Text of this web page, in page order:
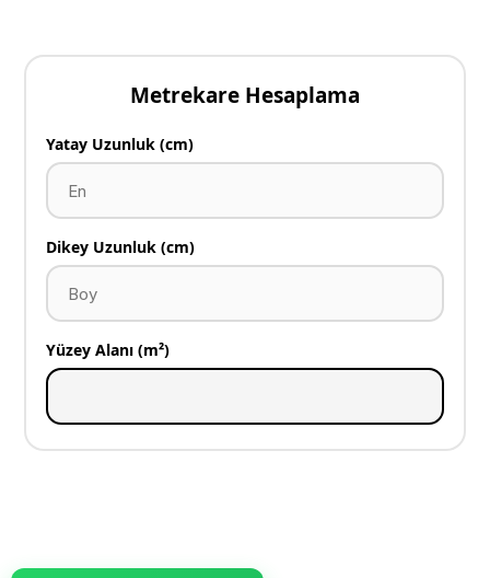
Metrekare Hesaplama
Yatay Uzunluk (cm)
Dikey Uzunluk (cm)
Yüzey Alanı (m²)